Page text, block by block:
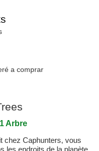
a comprar
1 Arbre
chez Caphunters, vous